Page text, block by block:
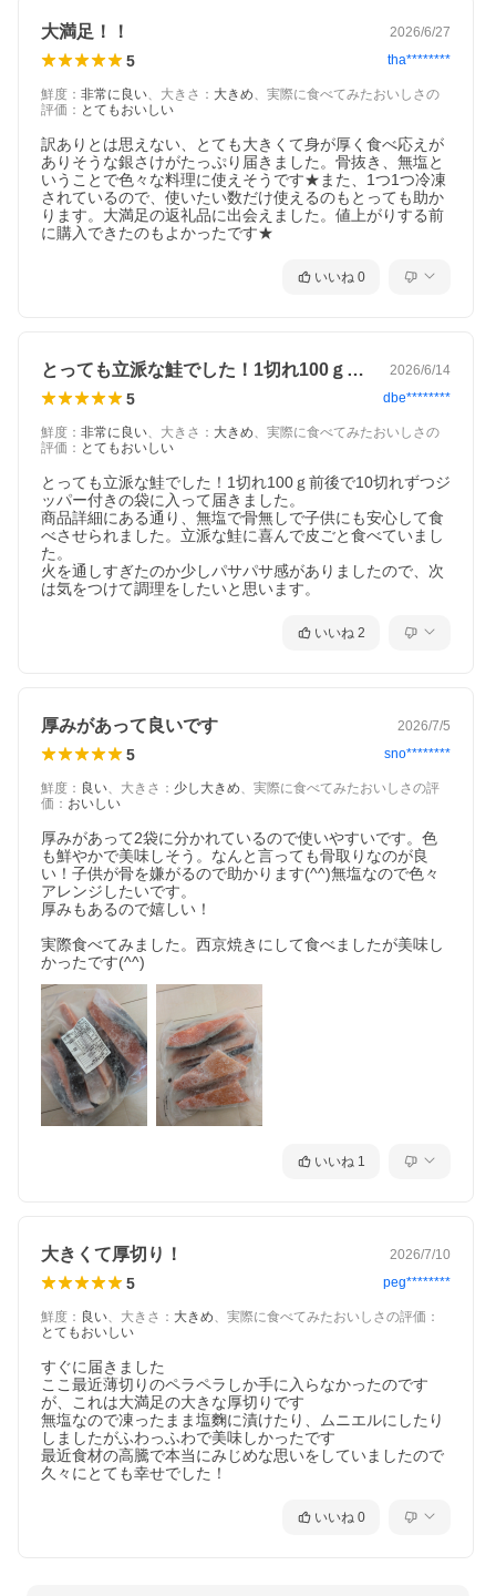
大満足！！ 2026/6/27
5 tha********
鮮度 ： 非常に良い、 大きさ ： 大きめ、 実際に食べてみたおいしさの
評価 ： とてもおいしい
訳ありとは思えない、とても大きくて身が厚く食べ応えが
ありそうな銀さけがたっぷり届きました。骨抜き、無塩と
いうことで色々な料理に使えそうです★また、1つ1つ冷凍
されているので、使いたい数だけ使えるのもとっても助か
ります。大満足の返礼品に出会えました。値上がりする前
に購入できたのもよかったです★
いいね 0
とっても立派な鮭でした！1切れ100ｇ… 2026/6/14
5 dbe********
鮮度 ： 非常に良い、 大きさ ： 大きめ、 実際に食べてみたおいしさの
評価 ： とてもおいしい
とっても立派な鮭でした！1切れ100ｇ前後で10切れずつジ
ッパー付きの袋に入って届きました。
商品詳細にある通り、無塩で骨無しで子供にも安心して食
べさせられました。立派な鮭に喜んで皮ごと食べていまし
た。
火を通しすぎたのか少しパサパサ感がありましたので、次
は気をつけて調理をしたいと思います。
いいね 2
厚みがあって良いです 2026/7/5
5 sno********
鮮度 ： 良い、 大きさ ： 少し大きめ、 実際に食べてみたおいしさの評
価 ： おいしい
厚みがあって2袋に分かれているので使いやすいです。色
も鮮やかで美味しそう。なんと言っても骨取りなのが良
い！子供が骨を嫌がるので助かります(^^)無塩なので色々
アレンジしたいです。
厚みもあるので嬉しい！
実際食べてみました。西京焼きにして食べましたが美味し
かったです(^^)
いいね 1
大きくて厚切り！ 2026/7/10
5 peg********
鮮度 ： 良い、 大きさ ： 大きめ、 実際に食べてみたおいしさの評価 ：
とてもおいしい
すぐに届きました
ここ最近薄切りのペラペラしか手に入らなかったのです
が、これは大満足の大きな厚切りです
無塩なので凍ったまま塩麴に漬けたり、ムニエルにしたり
しましたがふわっふわで美味しかったです
最近食材の高騰で本当にみじめな思いをしていましたので
久々にとても幸せでした！
いいね 0